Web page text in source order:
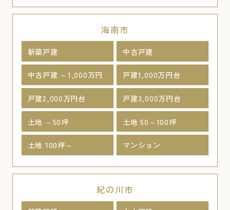
海南市
新築戸建 中古戸建
中古戸建 ～1,000万円 戸建1,000万円台
戸建2,000万円台 戸建3,000万円台
土地 ～50坪 土地 50～100坪
土地 100坪～ マンション
紀の川市